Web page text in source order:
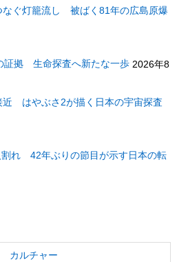
なぐ灯籠流し 被ばく81年の広島原爆
証拠 生命探査へ新たな一歩 2026年8
近 はやぶさ2が描く日本の宇宙探査
割れ 42年ぶりの節目が示す日本の転
カルチャー